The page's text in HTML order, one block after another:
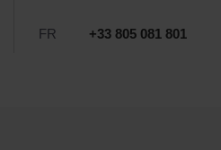
FR +33 805 081 801